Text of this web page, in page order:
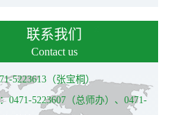
联系我们
Contact us
5223613（张宝桐）
0471-5223607（总师办）、0471-